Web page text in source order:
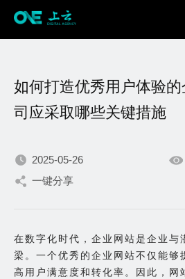
我们不断积累
出色的
如何打造优秀用户体验
司应采取哪些关键措施
2025-05-26
一键分享
在数字化时代，企业网站是企业与
梁。一个优秀的企业网站不仅能够
高用户满意度和转化率。因此，网